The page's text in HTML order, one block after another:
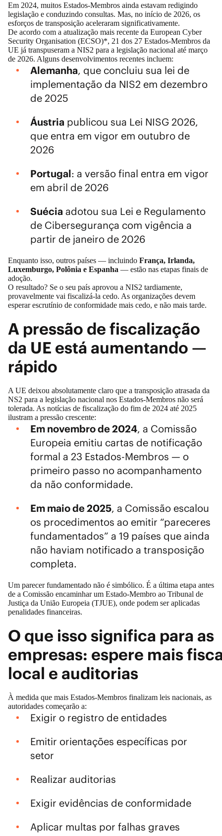
Em 2024, muitos Estados-Membros ainda estavam redigindo
legislação e conduzindo consultas. Mas, no início de 2026, os
esforços de transposição aceleraram significativamente.
De acordo com a atualização mais recente da European Cyber
Security Organisation (ECSO)*, 21 dos 27 Estados-Membros da
UE já transpuseram a NIS2 para a legislação nacional até março
de 2026. Alguns desenvolvimentos recentes incluem:
Alemanha, que concluiu sua lei de
implementação da NIS2 em dezembro
de 2025
Áustria publicou sua Lei NISG 2026,
que entra em vigor em outubro de
2026
Portugal: a versão final entra em vigor
em abril de 2026
Suécia adotou sua Lei e Regulamento
de Cibersegurança com vigência a
partir de janeiro de 2026
Enquanto isso, outros países — incluindo França, Irlanda,
Luxemburgo, Polônia e Espanha — estão nas etapas finais de
adoção.
O resultado? Se o seu país aprovou a NIS2 tardiamente,
provavelmente vai fiscalizá-la cedo. As organizações devem
esperar escrutínio de conformidade mais cedo, e não mais tarde.
A pressão de fiscalização
da UE está aumentando —
rápido
A UE deixou absolutamente claro que a transposição atrasada da
NS2 para a legislação nacional nos Estados-Membros não será
tolerada. As notícias de fiscalização do fim de 2024 até 2025
ilustram a pressão crescente:
Em novembro de 2024, a Comissão
Europeia emitiu cartas de notificação
formal a 23 Estados-Membros — o
primeiro passo no acompanhamento
da não conformidade.
Em maio de 2025, a Comissão escalou
os procedimentos ao emitir “pareceres
fundamentados” a 19 países que ainda
não haviam notificado a transposição
completa.
Um parecer fundamentado não é simbólico. É a última etapa antes
de a Comissão encaminhar um Estado-Membro ao Tribunal de
Justiça da União Europeia (TJUE), onde podem ser aplicadas
penalidades financeiras.
O que isso significa para as
empresas: espere mais
local e auditorias
À medida que mais Estados-Membros finalizam leis nacionais, as
autoridades começarão a:
Exigir o registro de entidades
Emitir orientações específicas por
setor
Realizar auditorias
Exigir evidências de conformidade
Aplicar multas por falhas graves